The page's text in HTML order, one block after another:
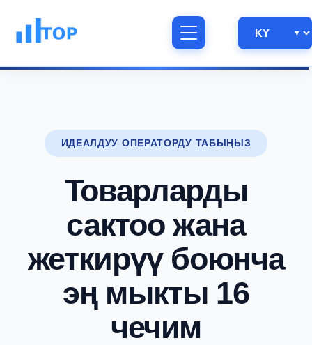
ИДЕАЛДУУ ОПЕРАТОРДУ ТАБЫҢЫЗ
Товарларды
сактоо жана
жеткирүү боюнча
эң мыкты 16
чечим